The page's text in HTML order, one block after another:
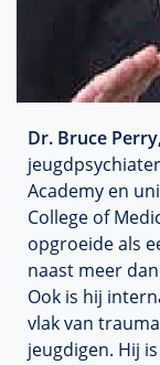
Dr. Bruce
Academy en
College of
opgroeide als
naast meer
Ook is hij
vlak van
jeugdigen. Hij